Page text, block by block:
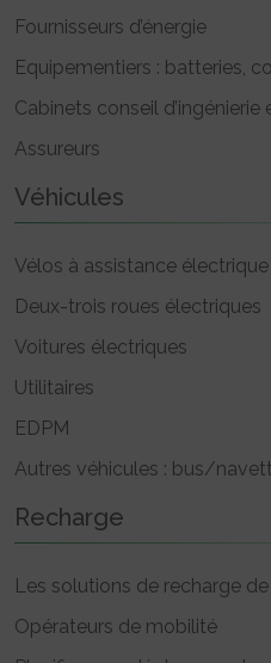
Fournisseurs d’énergie
Equipementiers : batteries,
Cabinets conseil d’ingénierie
Assureurs
Véhicules
Vélos à assistance électrique
Deux-trois roues électriques
Voitures électriques
Utilitaires
EDPM
Autres véhicules : bus/
Recharge
Les solutions de recharge
Opérateurs de mobilité